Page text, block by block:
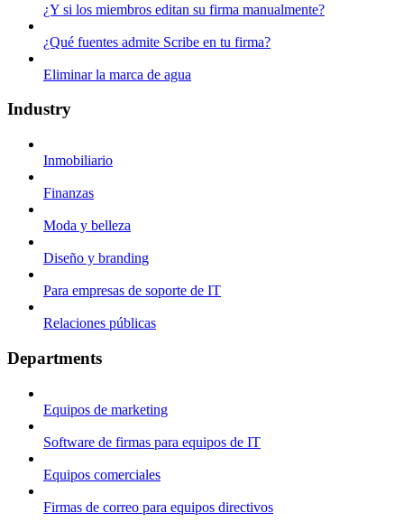
¿Y si los miembros editan su firma manualmente?
¿Qué fuentes admite Scribe en tu firma?
Eliminar la marca de agua
Industry
Inmobiliario
Finanzas
Moda y belleza
Diseño y branding
Para empresas de soporte de IT
Relaciones públicas
Departments
Equipos de marketing
Software de firmas para equipos de IT
Equipos comerciales
Firmas de correo para equipos directivos